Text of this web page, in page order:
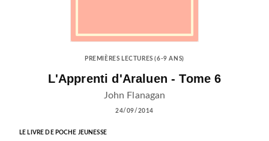
PREMIÈRES LECTURES (6-9 ANS)
L'Apprenti d'Araluen - Tome 6
John Flanagan
24/09/2014
LE LIVRE DE POCHE JEUNESSE